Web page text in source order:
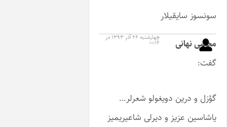
چهارشنبه ۲۶ آذر ۱۳۹۳ در
۰۰:۱۶
دویغولو شعرلر…
و دیرلی شاعیریمیز